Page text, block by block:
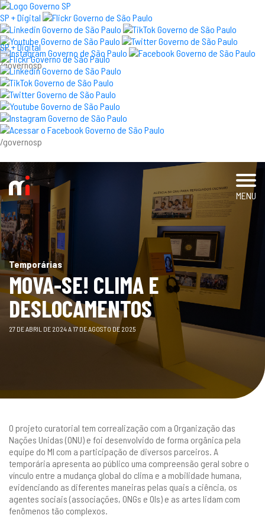
SP + Digital
/governosp
SP + Digital
/governosp
MENU
×
visite
exposições e eventos
acervo e pesquisa
imprensa
blog
museu
educativo
gestão
Temporárias
MOVA-SE! CLIMA E
DESLOCAMENTOS
27 DE ABRIL DE 2024 A 17 DE AGOSTO DE 2025
O projeto curatorial tem correalização com a Organização das
Nações Unidas (ONU) e foi desenvolvido de forma orgânica pela
equipe do MI com a participação de diversos parceiros. A
temporária apresenta ao público uma compreensão geral sobre o
vínculo entre a mudança global do clima e a mobilidade humana,
evidenciando as diferentes maneiras pelas quais a ciência, os
agentes sociais (associações, ONGs e OIs) e as artes lidam com
fenômenos tão complexos.